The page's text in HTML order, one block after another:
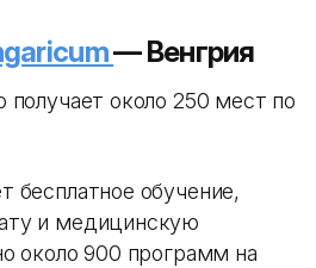
— Венгрия
получает около 250 мест по
бесплатное обучение,
и медицинскую
около 900 программ на